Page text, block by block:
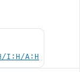
I:H/A:H